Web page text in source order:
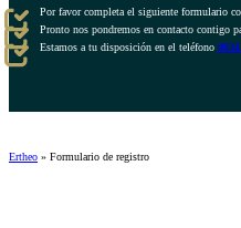
Por favor completa el siguiente formulario
Pronto nos pondremos en contacto contigo
Estamos a tu disposición en el teléfono
Ertheo » Formulario de registro